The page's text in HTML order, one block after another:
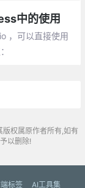
中的使用
，可以直接使用
权属原作者所有,如有
以删除!
标签 AI工具集